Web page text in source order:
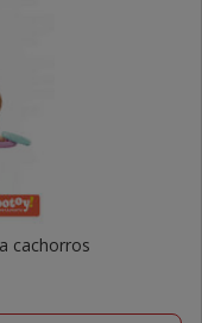
cachorros